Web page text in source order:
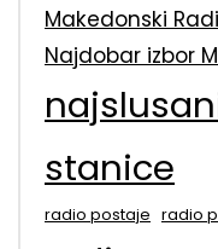
Makedonski
Najdobar izbor
stanice
radio postaje radio